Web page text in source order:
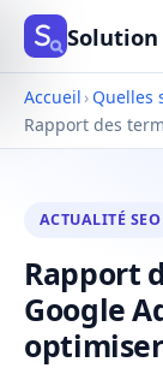
Solution
Accueil › Quelles
Rapport des
ACTUALITÉ SEO
Rapport
Google